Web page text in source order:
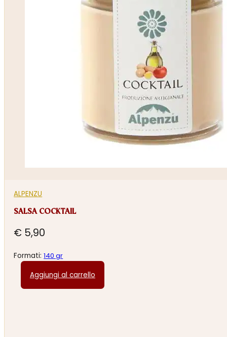
ALPENZU
SALSA COCKTAIL
€ 5,90
Formati:140 gr
Aggiungi al carrello